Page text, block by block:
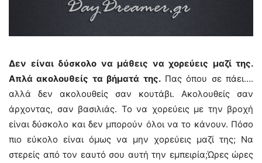
Δεν είναι δύσκολο να μάθεις να χορεύεις μαζί της.
Απλά ακολουθείς τα βήματά της.Πας όπου σε πάει….
αλλά δεν ακολουθείς σαν κουτάβι. Ακολουθείς σαν
άρχοντας, σαν βασιλιάς. Το να χορεύεις με την βροχή
είναι δύσκολο και δεν μπορούν όλοι να το κάνουν. Πόσο
πιο εύκολο είναι όμως να μην χορεύεις μαζί της; Να
στερείς από τον εαυτό σου αυτή την εμπειρία;Ώρες ώρες